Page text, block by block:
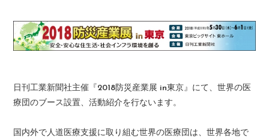
日刊工業新聞社主催『2018防災産業展 in東京』にて、世界の医
療団のブース設置、活動紹介を行ないます。
国内外で人道医療支援に取り組む世界の医療団は、世界各地で